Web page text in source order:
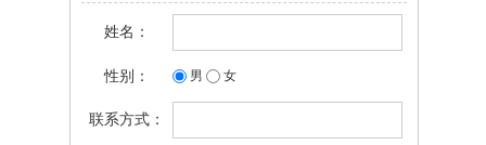
姓名：
性别： 男 女
联系方式：